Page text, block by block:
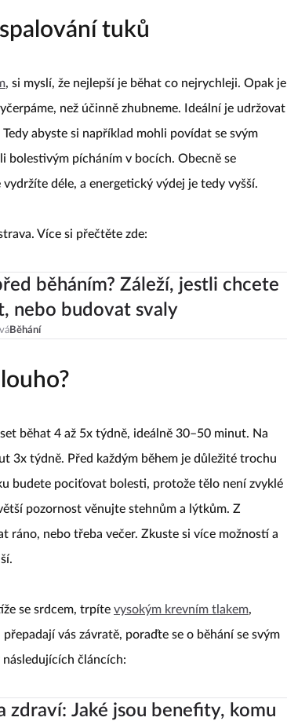
tuků
, si myslí, že nejlepší je běhat co nejrychleji. Opak je
než účinně zhubneme. Ideální je udržovat
abyste si například mohli povídat se svým
bolestivým pícháním v bocích. Obecně se
déle, a energetický výdej je tedy vyšší.
Více si přečtěte zde:
běháním? Záleží, jestli chcete
nebo budovat svaly
Běhání
běhat 4 až 5x týdně, ideálně 30–50 minut. Na
3x týdně. Před každým během je důležité trochu
budete pociťovat bolesti, protože tělo není zvyklé
pozornost věnujte stehnům a lýtkům. Z
ráno, nebo třeba večer. Zkuste si více možností a
se srdcem, trpíte vysokým krevním tlakem,
vás závratě, poraďte se o běhání se svým
následujících článcích:
zdraví: Jaké jsou benefity, komu